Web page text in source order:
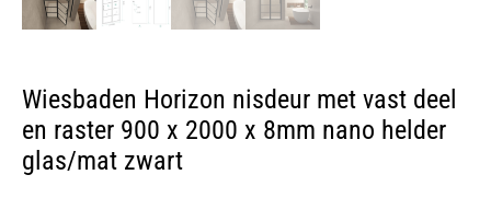
Wiesbaden Horizon nisdeur met vast deel
en raster 900 x 2000 x 8mm nano helder
glas/mat zwart